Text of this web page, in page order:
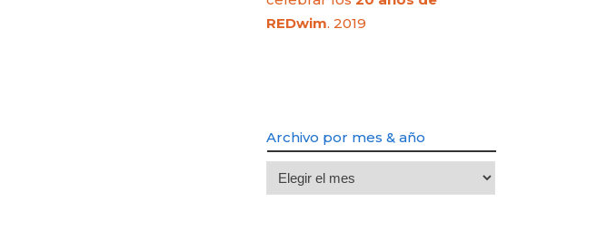
REDwim. 2019
Archivo por mes & año
Archivo
por